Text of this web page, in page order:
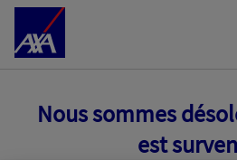
Accéder au Contenu
Nous sommes
est